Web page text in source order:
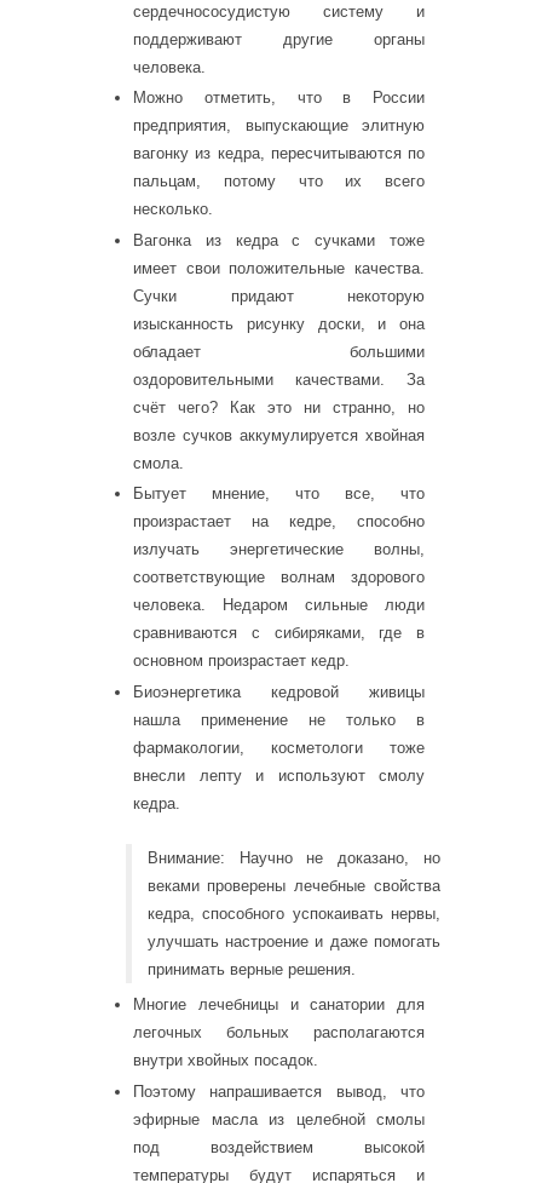
сердечнососудистую систему и
поддерживают другие органы
человека.
Можно отметить, что в России
предприятия, выпускающие элитную
вагонку из кедра, пересчитываются по
пальцам, потому что их всего
несколько.
Вагонка из кедра с сучками тоже
имеет свои положительные качества.
Сучки придают некоторую
изысканность рисунку доски, и она
обладает большими
оздоровительными качествами. За
счёт чего? Как это ни странно, но
возле сучков аккумулируется хвойная
смола.
Бытует мнение, что все, что
произрастает на кедре, способно
излучать энергетические волны,
соответствующие волнам здорового
человека. Недаром сильные люди
сравниваются с сибиряками, где в
основном произрастает кедр.
Биоэнергетика кедровой живицы
нашла применение не только в
фармакологии, косметологи тоже
внесли лепту и используют смолу
кедра.
Внимание: Научно не доказано, но
веками проверены лечебные свойства
кедра, способного успокаивать нервы,
улучшать настроение и даже помогать
принимать верные решения.
Многие лечебницы и санатории для
легочных больных располагаются
внутри хвойных посадок.
Поэтому напрашивается вывод, что
эфирные масла из целебной смолы
под воздействием высокой
температуры будут испаряться и